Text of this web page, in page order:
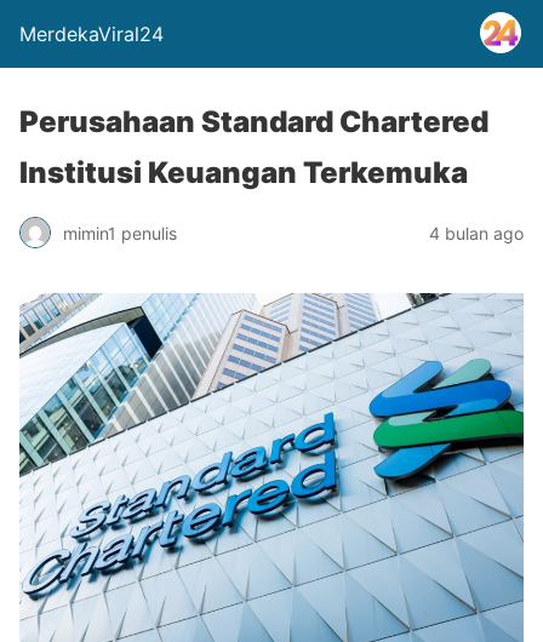
MerdekaViral24
Perusahaan Standard Chartered
Institusi Keuangan Terkemuka
mimin1 penulis 4 bulan ago